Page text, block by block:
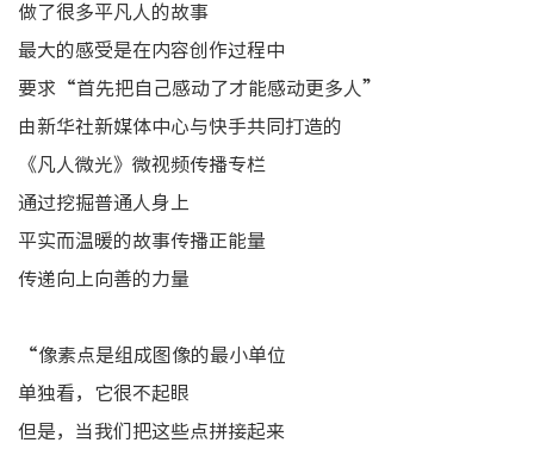
做了很多平凡人的故事
最大的感受是在内容创作过程中
要求“首先把自己感动了才能感动更多人”
由新华社新媒体中心与快手共同打造的
《凡人微光》微视频传播专栏
通过挖掘普通人身上
平实而温暖的故事传播正能量
传递向上向善的力量
“像素点是组成图像的最小单位
单独看，它很不起眼
但是，当我们把这些点拼接起来